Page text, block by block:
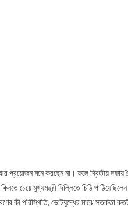
প্রয়োজন মনে করছেন না। ফলে দ্বিতীয় দফায়
চেয়ে মুখ্যমন্ত্রী দিল্লিতে চিঠি
কী পরিস্থিতি, ভোটযুদ্ধের মাঝে সতর্কতা